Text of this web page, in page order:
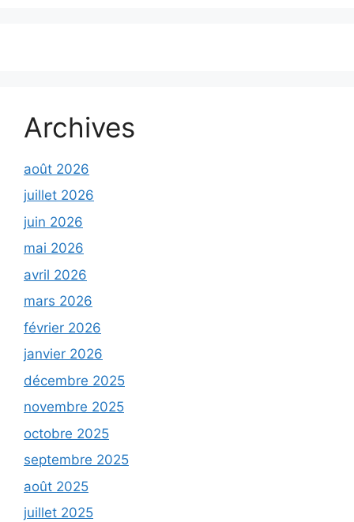
Archives
août 2026
juillet 2026
juin 2026
mai 2026
avril 2026
mars 2026
février 2026
janvier 2026
décembre 2025
novembre 2025
octobre 2025
septembre 2025
août 2025
juillet 2025